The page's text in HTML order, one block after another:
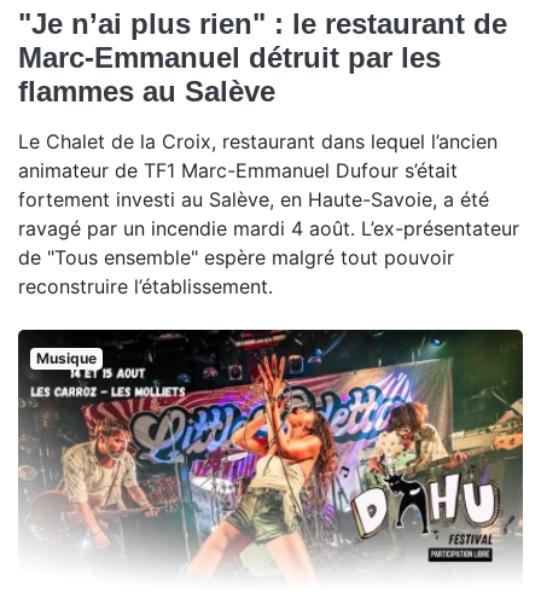
"Je n’ai plus rien" : le restaurant de
Marc-Emmanuel détruit par les
flammes au Salève
Le Chalet de la Croix, restaurant dans lequel l’ancien
animateur de TF1 Marc-Emmanuel Dufour s’était
fortement investi au Salève, en Haute-Savoie, a été
ravagé par un incendie mardi 4 août. L’ex-présentateur
de "Tous ensemble" espère malgré tout pouvoir
reconstruire l’établissement.
Musique